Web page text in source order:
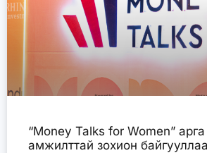
“Money Talks for Women”
амжилттай зохион байгууллаа